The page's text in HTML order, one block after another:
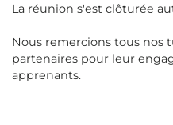
La réunion s'est clôturée
Nous remercions tous nos
partenaires pour leur
apprenants.